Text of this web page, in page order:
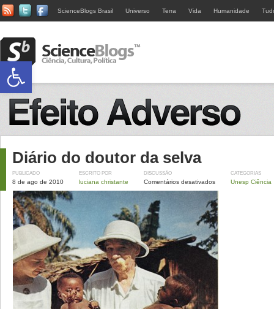
ScienceBlogs Brasil Universo Terra Vida Humanidade
Diário do doutor da selva
PUBLICADO
8 de ago de 2010
ESCRITO POR
luciana christante
DISCUSSÃO
Comentários desativados
CATEGORIAS
Unesp Ciência
Abrir a barra de ferramentas